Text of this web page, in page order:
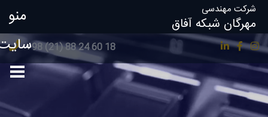
18 60 24 88 (21) 98+
منو
شرکت مهندسی
مهرگان شبکه آفاق